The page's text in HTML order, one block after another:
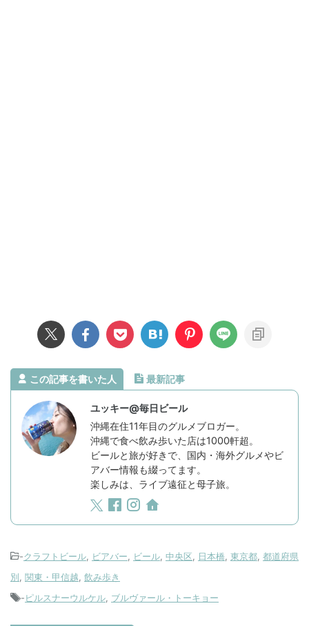
この記事を書いた人 最新記事
ユッキー@毎日ビール
沖縄在住11年目のグルメブロガー。
沖縄で食べ飲み歩いた店は1000軒超。
ビールと旅が好きで、国内・海外グルメやビ
アバー情報も綴ってます。
楽しみは、ライブ遠征と母子旅。
-クラフトビール, ビアバー, ビール, 中央区, 日本橋, 東京都, 都道府県
別, 関東・甲信越, 飲み歩き
-ピルスナーウルケル, ブルヴァール・トーキョー